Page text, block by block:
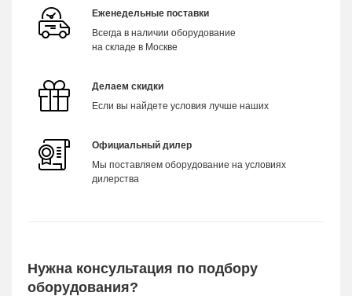
Еженедельные поставки
Всегда в наличии оборудование
на складе в Москве
Делаем скидки
Если вы найдете условия лучше наших
Официальный дилер
Мы поставляем оборудование на условиях
дилерства
Нужна консультация по подбору
оборудования?